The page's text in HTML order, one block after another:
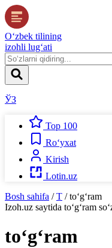
O‘zbek tilining
izohli lug‘ati
ЎЗ
Top 100
Ro‘yxat
Kirish
Lotin.uz
Bosh sahifa / T / to‘g‘ram
Izoh.uz saytida to‘g‘ram
to‘g‘ram